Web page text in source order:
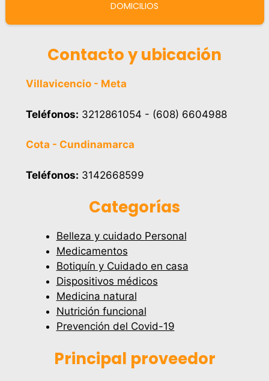
DOMICILIOS
Contacto y ubicación
Villavicencio - Meta
Teléfonos: 3212861054 - (608) 6604988
Cota - Cundinamarca
Teléfonos: 3142668599
Categorías
Belleza y cuidado Personal
Medicamentos
Botiquín y Cuidado en casa
Dispositivos médicos
Medicina natural
Nutrición funcional
Prevención del Covid-19
Principal proveedor